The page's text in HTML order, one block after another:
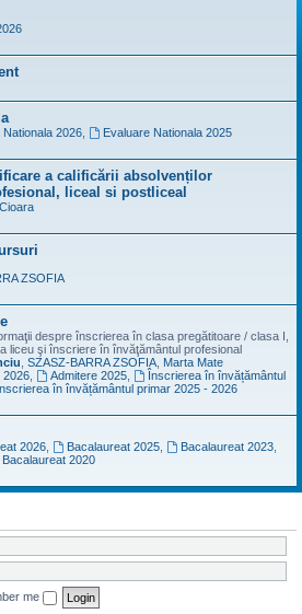
Nationala 2026,
Evaluare Nationala 2025
a calificării absolvenților
liceal si postliceal
ZSOFIA
despre înscrierea în clasa pregătitoare / clasa I,
liceu şi înscriere în învăţământul profesional
SZASZ-BARRA ZSOFIA Marta Mate
2026, Admitere 2025,
Înscrierea în învățământul
în învățământul primar 2025 - 2026
2026, Bacalaureat 2025, Bacalaureat 2023,
Bacalaureat 2020
me